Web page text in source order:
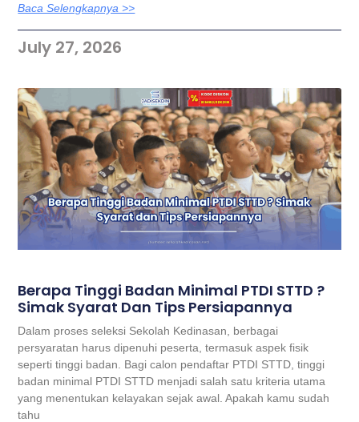
Baca Selengkapnya >>
July 27, 2026
Berapa Tinggi Badan Minimal PTDI STTD ?
Simak Syarat Dan Tips Persiapannya
Dalam proses seleksi Sekolah Kedinasan, berbagai
persyaratan harus dipenuhi peserta, termasuk aspek fisik
seperti tinggi badan. Bagi calon pendaftar PTDI STTD, tinggi
badan minimal PTDI STTD menjadi salah satu kriteria utama
yang menentukan kelayakan sejak awal. Apakah kamu sudah
tahu